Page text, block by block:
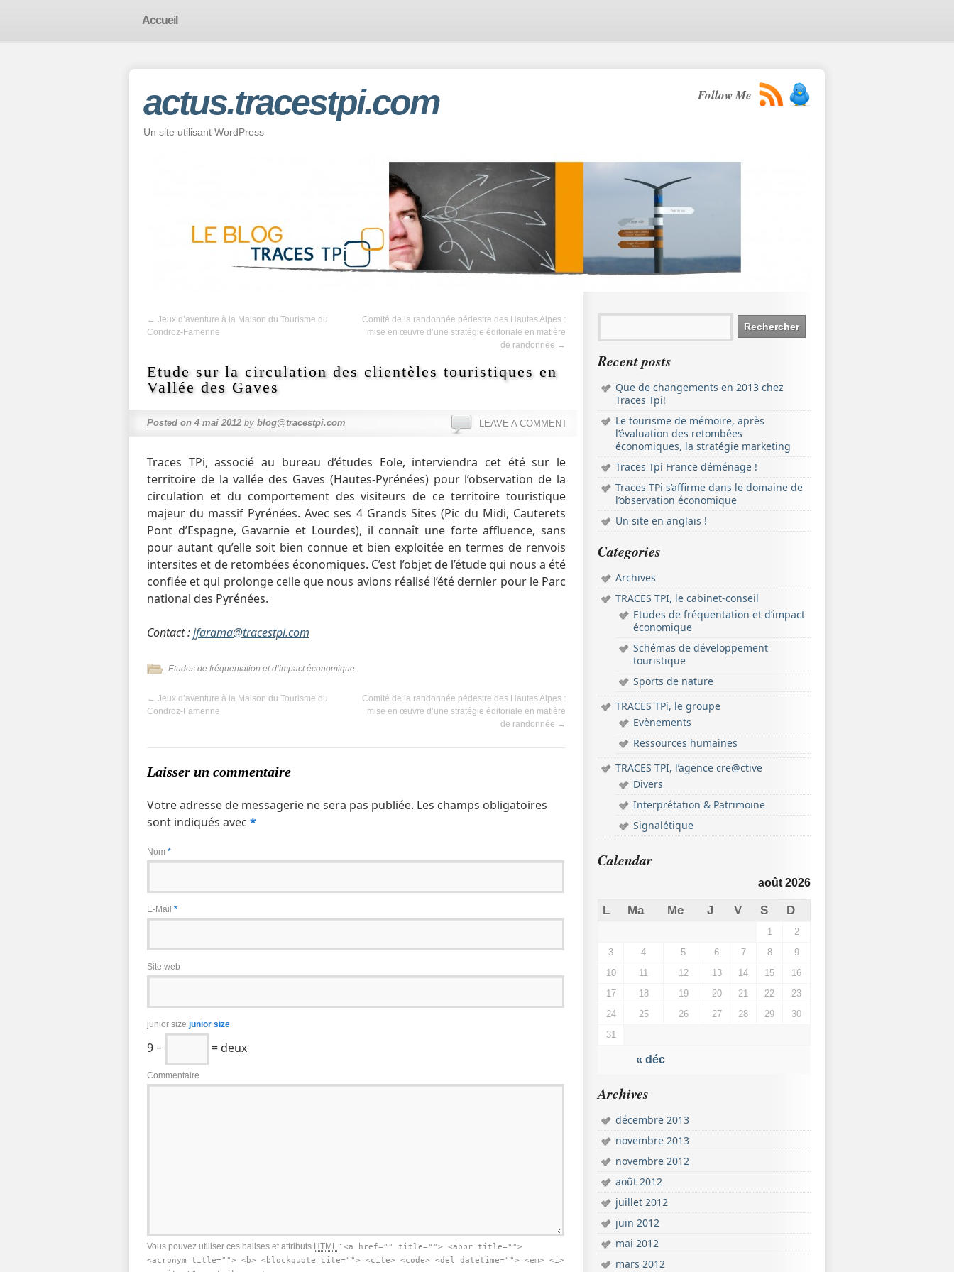
Accueil
actus.tracestpi.com Follow Me
Un site utilisant WordPress
← Jeux d’aventure à la Maison du Tourisme du
Condroz-Famenne
Comité de la randonnée pédestre des Hautes Alpes :
mise en œuvre d’une stratégie éditoriale en matière
de randonnée →
Etude sur la circulation des clientèles touristiques en
Vallée des Gaves
Posted on 4 mai 2012 by blog@tracestpi.com LEAVE A COMMENT
Traces TPi, associé au bureau d’études Eole, interviendra cet été sur le
territoire de la vallée des Gaves (Hautes-Pyrénées) pour l’observation de la
circulation et du comportement des visiteurs de ce territoire touristique
majeur du massif Pyrénées. Avec ses 4 Grands Sites (Pic du Midi, Cauterets
Pont d’Espagne, Gavarnie et Lourdes), il connaît une forte affluence, sans
pour autant qu’elle soit bien connue et bien exploitée en termes de renvois
intersites et de retombées économiques. C’est l’objet de l’étude qui nous a été
confiée et qui prolonge celle que nous avions réalisé l’été dernier pour le Parc
national des Pyrénées.
Contact :jfarama@tracestpi.com
Etudes de fréquentation et d’impact économique
← Jeux d’aventure à la Maison du Tourisme du
Condroz-Famenne
Comité de la randonnée pédestre des Hautes Alpes :
mise en œuvre d’une stratégie éditoriale en matière
de randonnée →
Laisser un commentaire
Votre adresse de messagerie ne sera pas publiée. Les champs obligatoires
sont indiqués avec *
Nom *
E-Mail *
Site web
junior size junior size
9 − = deux
Commentaire
Vous pouvez utiliser ces balises et attributs HTML : <a href="" title=""> <abbr title="">
<acronym title=""> <b> <blockquote cite=""> <cite> <code> <del datetime=""> <em> <i>
Recent posts
Que de changements en 2013 chez
Traces Tpi!
Le tourisme de mémoire, après
l’évaluation des retombées
économiques, la stratégie marketing
Traces Tpi France déménage !
Traces TPi s’affirme dans le domaine de
l’observation économique
Un site en anglais !
Categories
Archives
TRACES TPI, le cabinet-conseil
Etudes de fréquentation et d’impact
économique
Schémas de développement
touristique
Sports de nature
TRACES TPi, le groupe
Evènements
Ressources humaines
TRACES TPI, l’agence cre@ctive
Divers
Interprétation & Patrimoine
Signalétique
Calendar
août 2026
L Ma Me J V S D
« déc
1
2
3
4 5 6 7 8
9
10
11 12 13 14 15
16
17
18 19 20 21 22
23
24
25 26 27 28 29
30
31
Archives
décembre 2013
novembre 2013
novembre 2012
août 2012
juillet 2012
juin 2012
mai 2012
mars 2012